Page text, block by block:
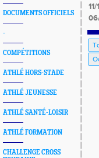
DOCUMENTS OFFICIELS
-
COMPÉTITIONS
ATHLÉ HORS-STADE
ATHLÉ JEUNESSE
ATHLÉ SANTÉ-LOISIR
ATHLÉ FORMATION
CHALLENGE CROSS
11/